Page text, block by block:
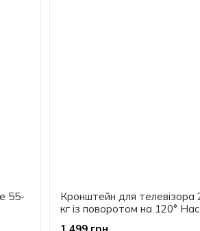
55-
Кронштейн для
кг із поворотом на 120°
1 499 грн